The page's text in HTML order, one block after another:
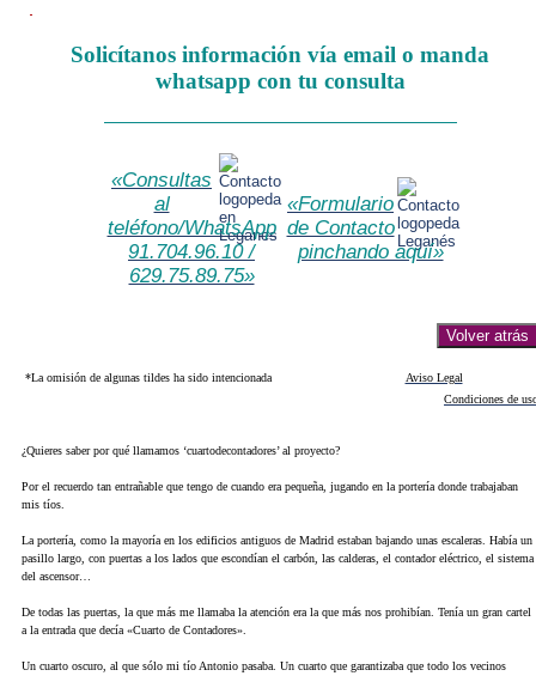
Solicítanos información vía email o manda
whatsapp con tu consulta
«Consultas
al
teléfono/WhatsApp
91.704.96.10 /
629.75.89.75»
«Formulario
de Contacto
pinchando aquí»
*La omisión de algunas tildes ha sido intencionada
Aviso Legal
Condiciones de
¿Quieres saber por qué llamamos ‘cuartodecontadores’ al proyecto?
Por el recuerdo tan entrañable que tengo de cuando era pequeña, jugando en la portería donde trabajaban
mis tíos.
La portería, como la mayoría en los edificios antiguos de Madrid estaban bajando unas escaleras. Había un
pasillo largo, con puertas a los lados que escondían el carbón, las calderas, el contador eléctrico, el sistema
del ascensor…
De todas las puertas, la que más me llamaba la atención era la que más nos prohibían. Tenía un gran cartel
a la entrada que decía «Cuarto de Contadores».
Un cuarto oscuro, al que sólo mi tío Antonio pasaba. Un cuarto que garantizaba que todo los vecinos